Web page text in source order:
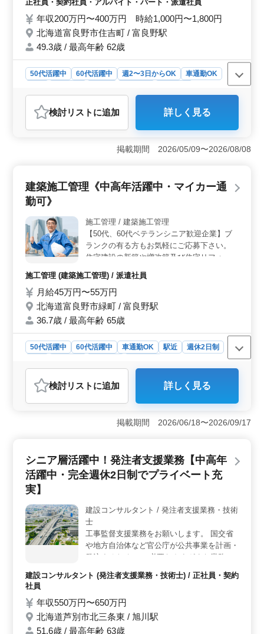
考 ＊シフト制(週3日以上相談可能) ＊交通費
実費支給 ＊日勤のみ応相談 ご応募お待ちし
ております♪
正社員・契約社員・アルバイト・パート・派遣社員
年収200万円〜400万円 時給1,000円〜1,800円
北海道富良野市住吉町 / 富良野駅
49.3歳 / 最高年齢 62歳
50代活躍中 60代活躍中 週2〜3日からOK
車通勤OK
介護福祉士・介護スタッフ
おすすめポイント
＜勤務地と交通アクセス＞ 北海道富良野市の介護老人
保健施設での勤務。富良野駅が最寄りで、車通勤が可能
で無料駐車場もあります。これにより、通勤が便利で、
用しており、週3日以上の勤務が相談可能です。これによ
り、個々のライフスタイルに合わせた勤務スケジュール
です。 ＜経験と資格の評価＞ ヘルパー2級以上の資
格が必要であり、介護経験1年以上が求められています。
これにより、経験豊富な介護士の能力が活かされ、さら
なるキャリアアップが期待できる環境です。
検討リスト に追加 詳しく見る
掲載期間 2026/05/09〜2026/08/08
建築施工管理《中高年活躍中・マイカー通
勤可》
施工管理 / 建築施工管理
【50代、60代ベテランシニア歓迎企業】ブ
ランクの有る方もお気軽にご応募下さい。
住宅建設の新築や増改築及び住宅リフォーム
類作成 ・その他工事に付随する業務 経験者
の方や資格保有者の方大歓迎です！ 培って
きた経験を活かして働きましょう！
施工管理 (建築施工管理) / 派遣社員
月給45万円〜55万円
北海道富良野市緑町 / 富良野駅
36.7歳 / 最高年齢 65歳
50代活躍中 60代活躍中 車通勤OK 駅近
週休2日制
おすすめポイント
＜経験者優遇・活気ある職場＞ 北海道富良野市で建築
施工管理の派遣社員を募集しています。中高年が活躍す
者の方を歓迎し、ブランクがあっても気軽に応募してく
た書類作成なども行います。1級または2級の建築施工管
理技士や建築士の資格をお持ちで、5年以上の経験がある
方を求めています。 ＜充実の待遇＞ 月給45万円〜
55万円です。通勤手当全額支給、雇用・労災・健康・厚
生の福利厚生が整っています。
検討リスト に追加 詳しく見る
掲載期間 2026/06/18〜2026/09/17
シニア層活躍中！発注者支援業務【中高年
活躍中・完全週休2日制でプライベート充
実】
建設コンサルタント / 発注者支援業務・技術
士
工事監督支援業務をお願いします。 国交省
や地方自治体など官公庁が公共事業を計画・
発注するために、 必要なさまざまな業務を
《主なお仕事内容》 ・発注者として工事発
管理業務 ・請負工事の履行に必要となる資
料作成 ・施工状況の照会及び確認 ・工事検
査等への臨場 ・設計図書と工事現場の確認
建設コンサルタント (発注者支援業務・技術士) / 正社員・契約
社員
年収550万円〜650万円
北海道芦別市北三条東 / 旭川駅
51.6歳 / 最高年齢 63歳